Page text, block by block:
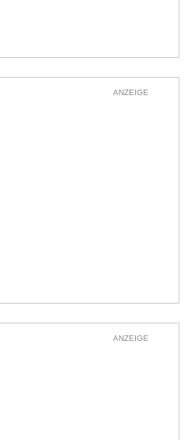
ANZEIGE
ANZEIGE